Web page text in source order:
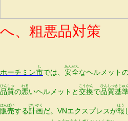
へ、粗悪品対策
ホーチミン市
し
では、 安全
あんぜん
なヘルメット
品質
ひんしつ
の悪
わる
いヘルメットと交換
こうかん
で品質
ひんしつ
基
きじゅん
販売
はんばい
する計画
けいかく
だ。VNエクスプレスが報
ほう